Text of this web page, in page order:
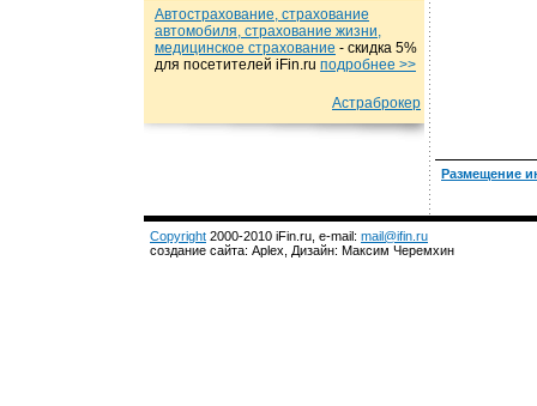
Автострахование, страхование
автомобиля, страхование жизни,
медицинское страхование - cкидка 5%
для посетителей iFin.ru подробнеe >>
Астраброкер
Размещение
Copyright 2000-2010 iFin.ru, e-mail: mail@ifin.ru
создание сайта: Aplex, Дизайн: Максим Черемхин